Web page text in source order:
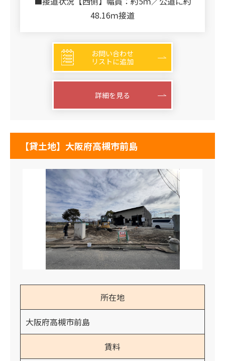
48.16ｍ接道
お問い合わせ
リストに追加
詳細を見る
【貸土地】大阪府高槻市前島
所在地
大阪府高槻市前島
賃料